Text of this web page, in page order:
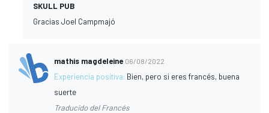
SKULL PUB
Gracias Joel Campmajó
mathis magdeleine 06/08/2022
Experiencia positiva: Bien, pero si eres francés, buena
suerte
Traducido del Francés